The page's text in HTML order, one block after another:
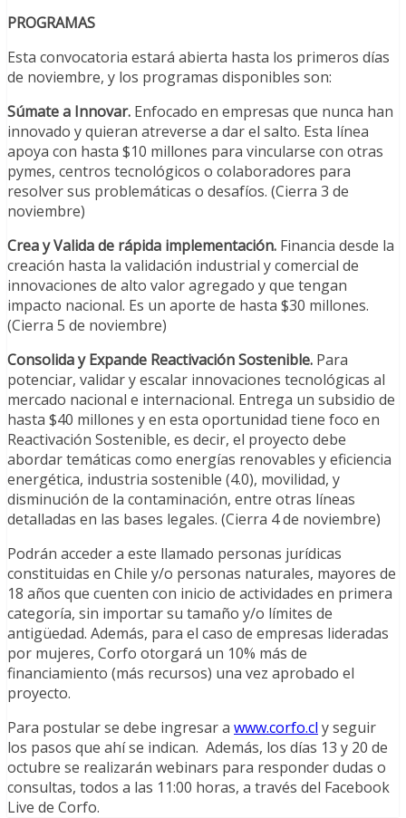
PROGRAMAS
Esta convocatoria estará abierta hasta los primeros días
de noviembre, y los programas disponibles son:
Súmate a Innovar. Enfocado en empresas que nunca han
innovado y quieran atreverse a dar el salto. Esta línea
apoya con hasta $10 millones para vincularse con otras
pymes, centros tecnológicos o colaboradores para
resolver sus problemáticas o desafíos. (Cierra 3 de
noviembre)
Crea y Valida de rápida implementación. Financia desde la
creación hasta la validación industrial y comercial de
innovaciones de alto valor agregado y que tengan
impacto nacional. Es un aporte de hasta $30 millones.
(Cierra 5 de noviembre)
Consolida y Expande Reactivación Sostenible. Para
potenciar, validar y escalar innovaciones tecnológicas al
mercado nacional e internacional. Entrega un subsidio de
hasta $40 millones y en esta oportunidad tiene foco en
Reactivación Sostenible, es decir, el proyecto debe
abordar temáticas como energías renovables y eficiencia
energética, industria sostenible (4.0), movilidad, y
disminución de la contaminación, entre otras líneas
detalladas en las bases legales. (Cierra 4 de noviembre)
Podrán acceder a este llamado personas jurídicas
constituidas en Chile y/o personas naturales, mayores de
18 años que cuenten con inicio de actividades en primera
categoría, sin importar su tamaño y/o límites de
antigüedad. Además, para el caso de empresas lideradas
por mujeres, Corfo otorgará un 10% más de
financiamiento (más recursos) una vez aprobado el
proyecto.
Para postular se debe ingresar a www.corfo.cl y seguir
los pasos que ahí se indican. Además, los días 13 y 20 de
octubre se realizarán webinars para responder dudas o
consultas, todos a las 11:00 horas, a través del Facebook
Live de Corfo.